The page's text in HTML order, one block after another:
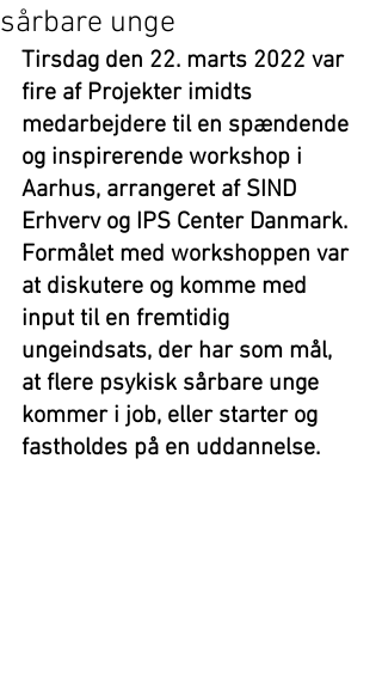
sårbare unge
Tirsdag den 22. marts 2022 var
fire af Projekter imidts
medarbejdere til en spændende
og inspirerende workshop i
Aarhus, arrangeret af SIND
Erhverv og IPS Center Danmark.
Formålet med workshoppen var
at diskutere og komme med
input til en fremtidig
ungeindsats, der har som mål,
at flere psykisk sårbare unge
kommer i job, eller starter og
fastholdes på en uddannelse.